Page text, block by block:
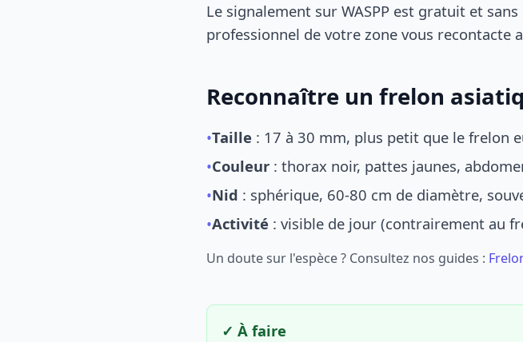
Le signalement sur WASPP est gratuit et
professionnel de votre zone vous recontacte
Reconnaître un frelon
•Taille : 17 à 30 mm, plus petit que le frelon
•Couleur : thorax noir, pattes jaunes,
•Nid : sphérique, 60-80 cm de diamètre,
•Activité : visible de jour (contrairement au
Un doute sur l'espèce ? Consultez nos guides :
✓ À faire